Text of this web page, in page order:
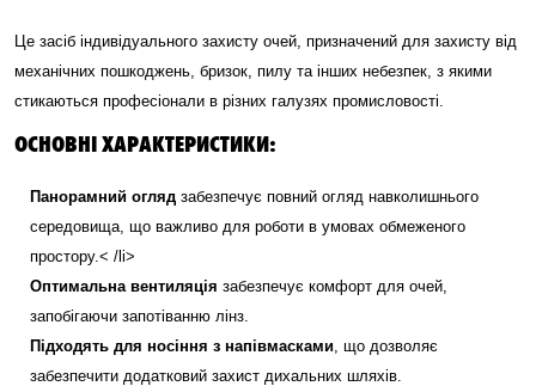
Це засіб індивідуального захисту очей, призначений для захисту від
механічних пошкоджень, бризок, пилу та інших небезпек, з якими
стикаються професіонали в різних галузях промисловості.
ОСНОВНІ ХАРАКТЕРИСТИКИ:
Панорамний огляд забезпечує повний огляд навколишнього
середовища, що важливо для роботи в умовах обмеженого
простору.< /li>
Оптимальна вентиляція забезпечує комфорт для очей,
запобігаючи запотіванню лінз.
Підходять для носіння з напівмасками, що дозволяє
забезпечити додатковий захист дихальних шляхів.